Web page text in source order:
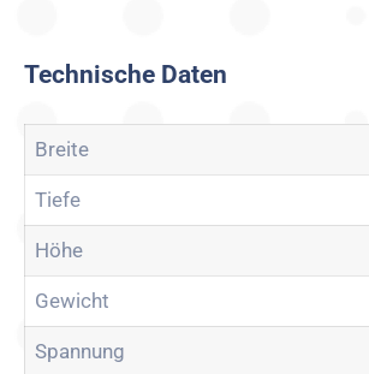
Technische Daten
Breite
Tiefe
Höhe
Gewicht
Spannung